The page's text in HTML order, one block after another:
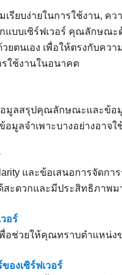
เรียบง่ายในการใช้งาน,
แบบเซิร์ฟเวอร์ คุณลักษณ
ยตนเอง เพื่อให้ตรงกับค
รใช้งานในอนาคต
มูลสรุปคุณลักษณะและข้อมู
อมูลจำเพาะบางอย่างอา
และข้อเสนอการจัดกา
ด้สะดวกและมีประสิทธิภาพ
อร์
อช่วยให้คุณทราบตำแหน่ง
องเซิร์ฟเวอร์